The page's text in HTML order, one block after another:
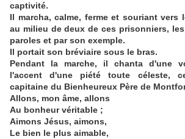
captivité.
Il marcha, calme, ferme et souriant vers
au milieu de deux de ces prisonniers,
paroles et par son exemple.
Il portait son bréviaire sous le bras.
Pendant la marche, il chanta d'une
l'accent d'une piété toute céleste,
capitaine du Bienheureux Père de
Allons, mon âme, allons
Au bonheur véritable ;
Aimons Jésus, aimons,
Le bien le plus aimable,